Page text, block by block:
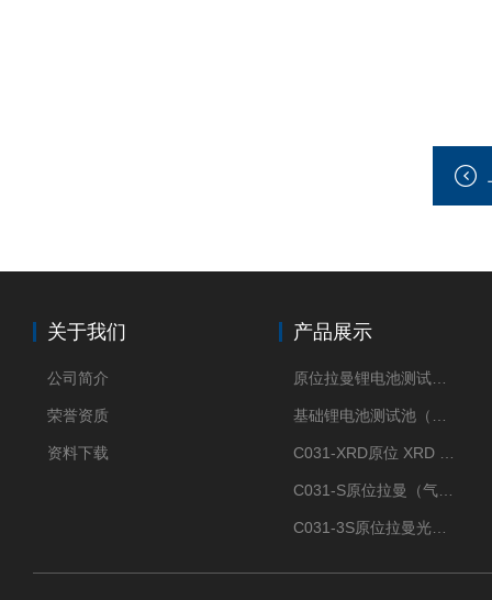
关于我们
公司简介
荣誉资质
资料下载
产品展示